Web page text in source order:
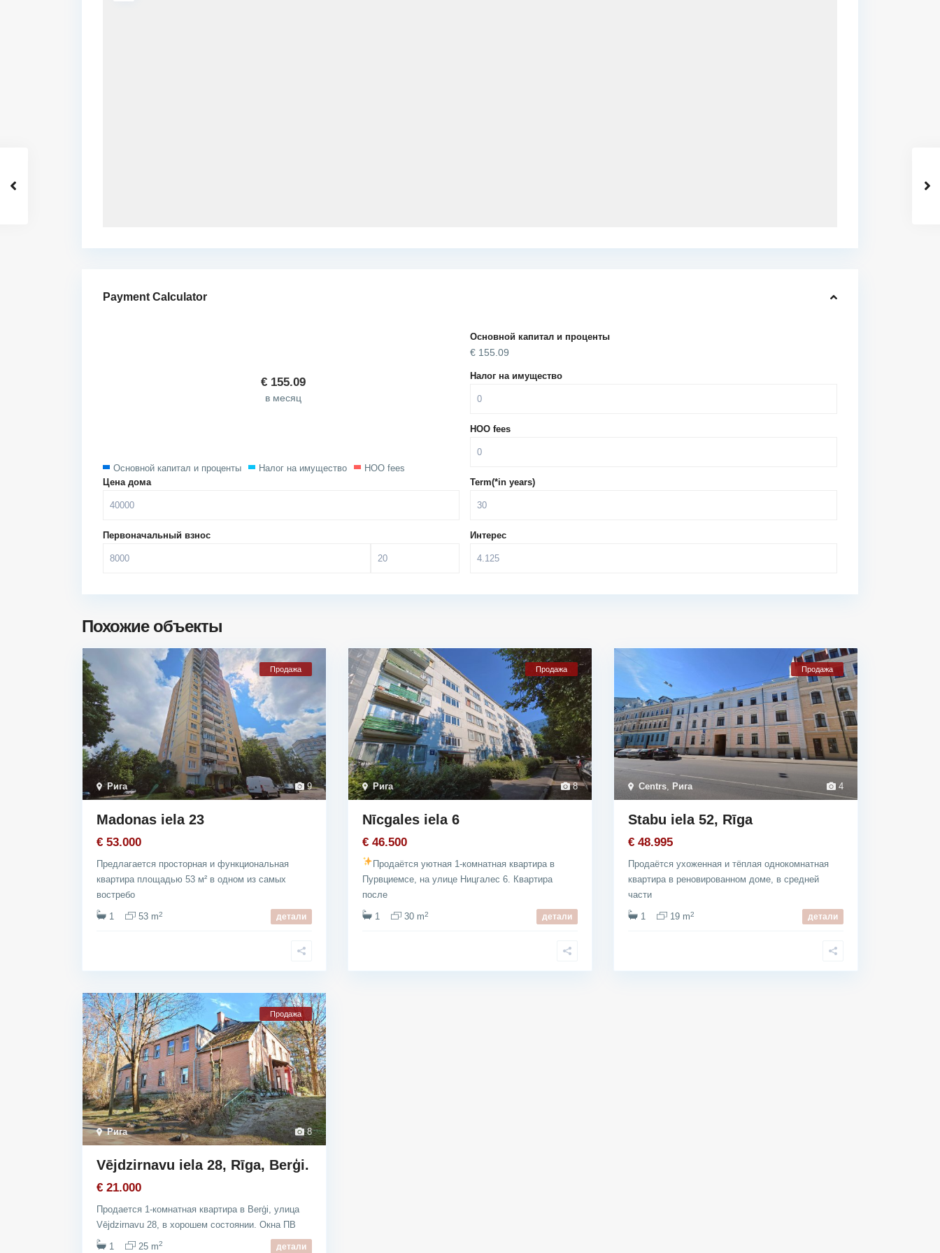
Payment Calculator
€ 155.09
в месяц
Основной капитал и проценты Налог на имущество HOO fees
Основной капитал и проценты
€ 155.09
Налог на имущество
HOO fees
Цена дома
Первоначальный взнос
Term(*in years)
Интерес
Похожие объекты
9
Рига
Продажа
Madonas iela 23
€ 53.000
Предлагается просторная и функциональная
квартира площадью 53 м² в одном из самых
востребо
1 53 m2 детали
8
Рига
Продажа
Nīcgales iela 6
€ 46.500
Продаётся уютная 1-комнатная квартира в
Пурвциемсе, на улице Ницгалес 6. Квартира
после
1 30 m2 детали
4
Centrs, Рига
Продажа
Stabu iela 52, Rīga
€ 48.995
Продаётся ухоженная и тёплая однокомнатная
квартира в реновированном доме, в средней
части
1 19 m2 детали
8
Рига
Продажа
Vējdzirnavu iela 28, Rīga, Berģi.
€ 21.000
Продается 1-комнатная квартира в Berģi, улица
Vējdzirnavu 28, в хорошем состоянии. Окна ПВ
1 25 m2 детали